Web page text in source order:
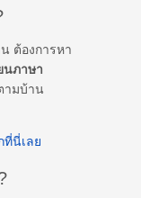
ต้องการหา
นภาษา
ามบ้าน
ที่นี่เลย